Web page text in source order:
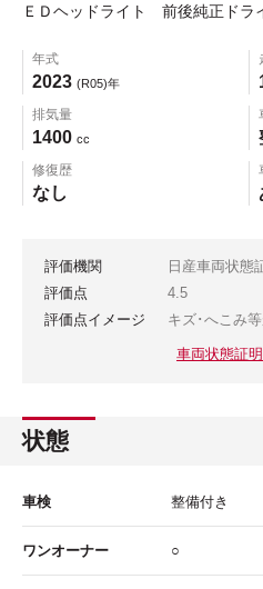
ＥＤヘッドライト 前後純正ドラ
年式
2023 (R05)年
排気量
1400 cc
修復歴
なし
評価機関
日産車両状態
評価点
4.5
評価点イメージ
キズ･へこみ
車両状態証
状態
車検 整備付き
ワンオーナー ○